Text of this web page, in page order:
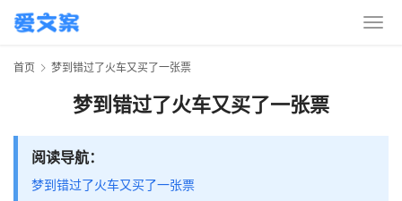
首页 梦到错过了火车又买了一张票
梦到错过了火车又买了一张票
阅读导航：
梦到错过了火车又买了一张票